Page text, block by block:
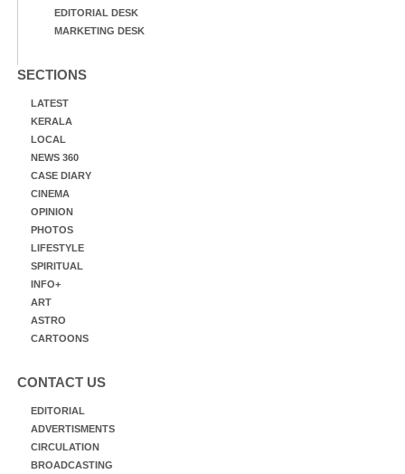
EDITORIAL DESK
MARKETING DESK
SECTIONS
LATEST
KERALA
LOCAL
NEWS 360
CASE DIARY
CINEMA
OPINION
PHOTOS
LIFESTYLE
SPIRITUAL
INFO+
ART
ASTRO
CARTOONS
CONTACT US
EDITORIAL
ADVERTISMENTS
CIRCULATION
BROADCASTING